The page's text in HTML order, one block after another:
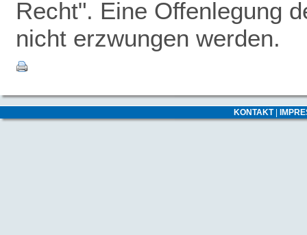
Recht". Eine Offenlegung
nicht erzwungen werden.
KONTAKT|